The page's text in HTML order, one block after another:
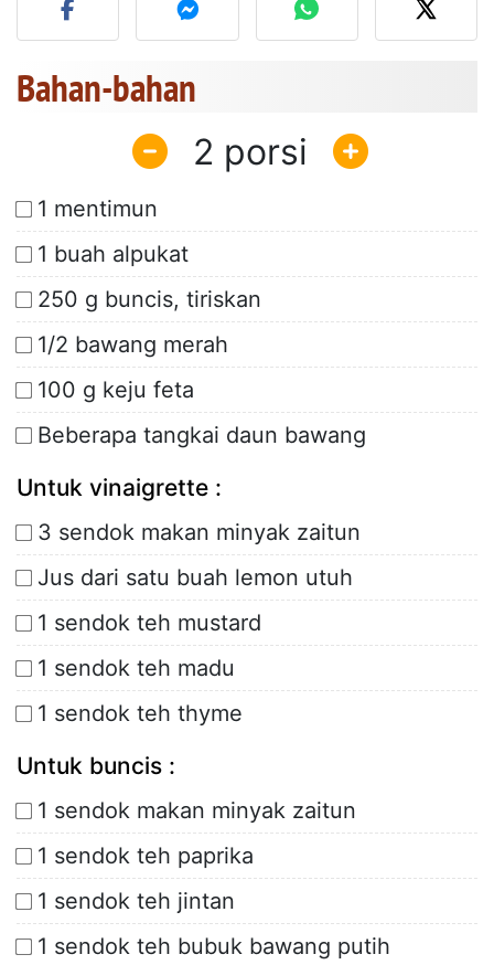
Bahan-bahan
2
1 mentimun
1 buah alpukat
250 g buncis, tiriskan
1/2 bawang merah
100 g keju feta
Beberapa tangkai daun bawang
Untuk vinaigrette :
3 sendok makan minyak zaitun
Jus dari satu buah lemon utuh
1 sendok teh mustard
1 sendok teh madu
1 sendok teh thyme
Untuk buncis :
1 sendok makan minyak zaitun
1 sendok teh paprika
1 sendok teh jintan
1 sendok teh bubuk bawang putih